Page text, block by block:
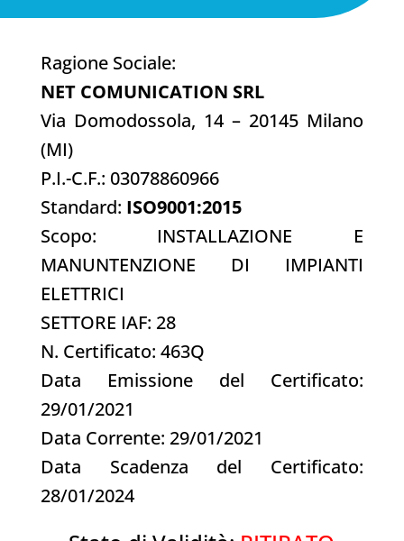
Ragione Sociale:
NET COMUNICATION SRL
Via Domodossola, 14 – 20145 Milano
(MI)
P.I.-C.F.: 03078860966
Standard: ISO9001:2015
Scopo: INSTALLAZIONE E
MANUNTENZIONE DI IMPIANTI
ELETTRICI
SETTORE IAF: 28
N. Certificato: 463Q
Data Emissione del Certificato:
29/01/2021
Data Corrente: 29/01/2021
Data Scadenza del Certificato:
28/01/2024